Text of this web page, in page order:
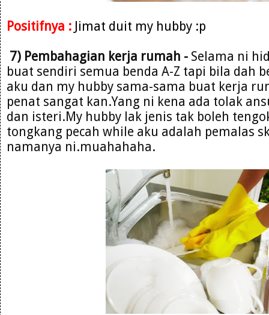
Positifnya : Jimat duit my hubby :p
7) Pembahagian kerja rumah - Selama ni
buat sendiri semua benda A-Z tapi bila dah
aku dan my hubby sama-sama buat kerja
penat sangat kan.Yang ni kena ada tolak
dan isteri.My hubby lak jenis tak boleh
tongkang pecah while aku adalah pemalas
namanya ni.muahahaha.